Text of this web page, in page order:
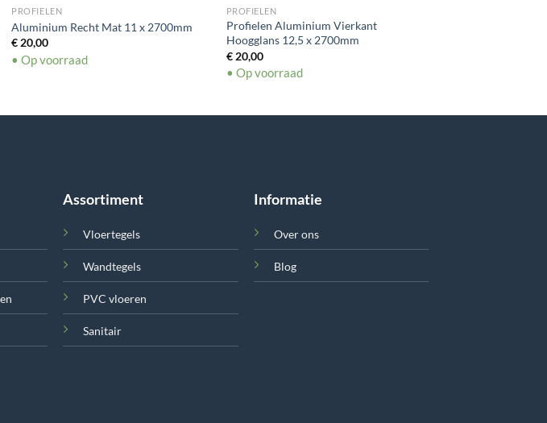
PROFIELEN
Aluminium Recht Mat 11 x 2700mm
€ 20,00
• Op voorraad
PROFIELEN
Profielen Aluminium Vierkant
Hoogglans 12,5 x 2700mm
€20,00
• Op voorraad
Assortiment
Vloertegels
Wandtegels
PVC vloeren
Sanitair
Informatie
Over ons
Blog